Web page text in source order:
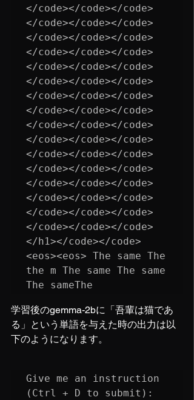
</code></code></code>
</code></code></code>
</code></code></code>
</code></code></code>
</code></code></code>
</code></code></code>
</code></code></code>
</code></code></code>
</code></code></code>
</code></code></code>
</code></code></code>
</code></code></code>
</code></code></code>
</code></code></code>
</code></code></code>
</code></code></code>
</h1></code></code>
<eos><eos> The same The
the m The same The same
学習後のgemma-2bに「吾輩は猫であ
る」という単語を与えた時の出力は以
下のようになります。
Give me an instruction
(Ctrl + D to submit):